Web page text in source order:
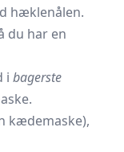
hæklenålen.
du har en
i bagerste
kædemaske),